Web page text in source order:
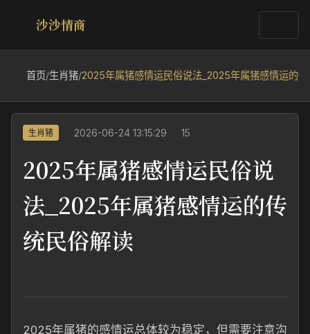
沙沙情商
首页/生肖猪/2025年属猪感情运民俗说法_2025年属猪感情运的
生肖猪 2026-06-24 13:15:29 15
2025年属猪感情运民俗说
法_2025年属猪感情运的传
统民俗解读
2025年属猪的感情运总体较为稳定，但需要注意沟